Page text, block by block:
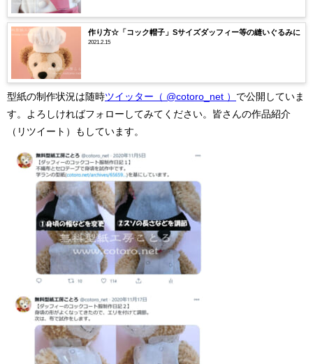
作り方☆「コック帽子」Sサイズダッフィー等の縫いぐるみに
2021.2.15
型紙の制作状況は随時ツイッター（ @cotoro_net ） で公開していま
す。よろしければフォローしてみてください。皆さんの作品紹介
（リツイート）もしています。